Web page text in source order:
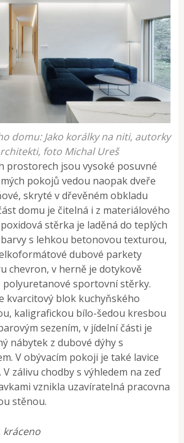
domu: Jako korálky na niti, autorky
foto Michal Ureš
prostorech jsou vysoké posuvné
pokojů vedou naopak dveře
skryté v dřevěném obkladu
domu je čitelná i z materiálového
stěrka je laděná do teplých
s lehkou betonovou texturou,
dubové parkety
chevron, v herně je dotykově
polyuretanové sportovní stěrky.
kvarcitový blok kuchyňského
kaligrafickou bílo-šedou kresbou
sezením, v jídelní části je
nábytek z dubové dýhy s
V obývacím pokoji je také lavice
zálivu chodby s výhledem na zeď
vznikla uzavíratelná pracovna
stěnou.
kráceno